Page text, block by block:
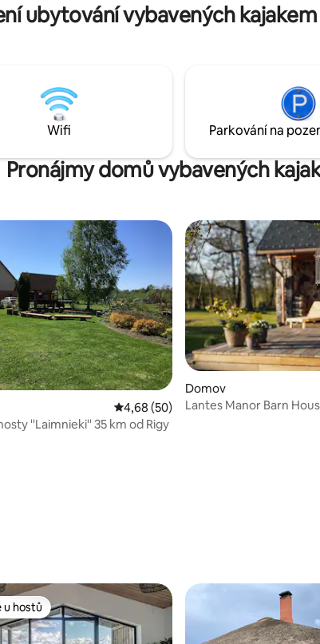
ubytování vybavených
Wifi Parkování na
Pronájmy domů vybavených
5 z 5, 10 hodnoceníPrůměrné hodnocení 4,68 z 5, 50
4,68 (50)
''Laimnieki'' 35 km od Rigy
Domov
Lantes Manor Barn
u hostů
u hostů